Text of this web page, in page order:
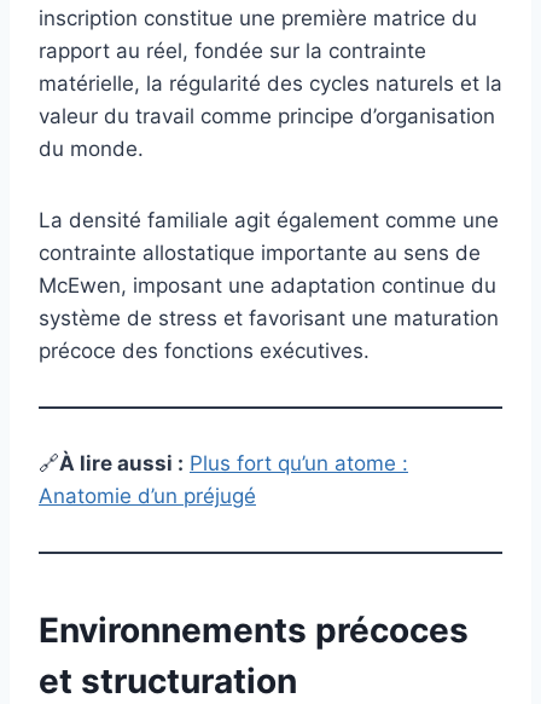
inscription constitue une première matrice du
rapport au réel, fondée sur la contrainte
matérielle, la régularité des cycles naturels et la
valeur du travail comme principe d’organisation
du monde.
La densité familiale agit également comme une
contrainte allostatique importante au sens de
McEwen, imposant une adaptation continue du
système de stress et favorisant une maturation
précoce des fonctions exécutives.
🔗À lire aussi : Plus fort qu’un atome :
Anatomie d’un préjugé
Environnements précoces
et structuration